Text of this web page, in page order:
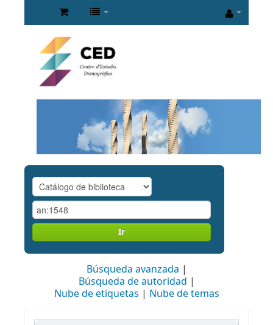
Ir
Búsqueda avanzada
Búsqueda de autoridad
Nube de etiquetas
Nube de temas